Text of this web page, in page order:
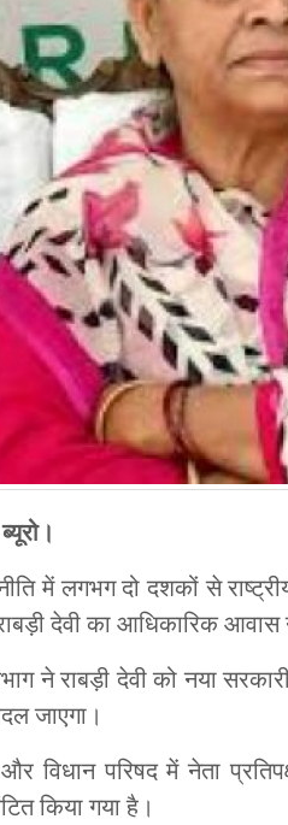
में लगभग दो दशकों से
देवी का आधिकारिक आवास
ने राबड़ी देवी को नया
जाएगा।
विधान परिषद में नेता
किया गया है।